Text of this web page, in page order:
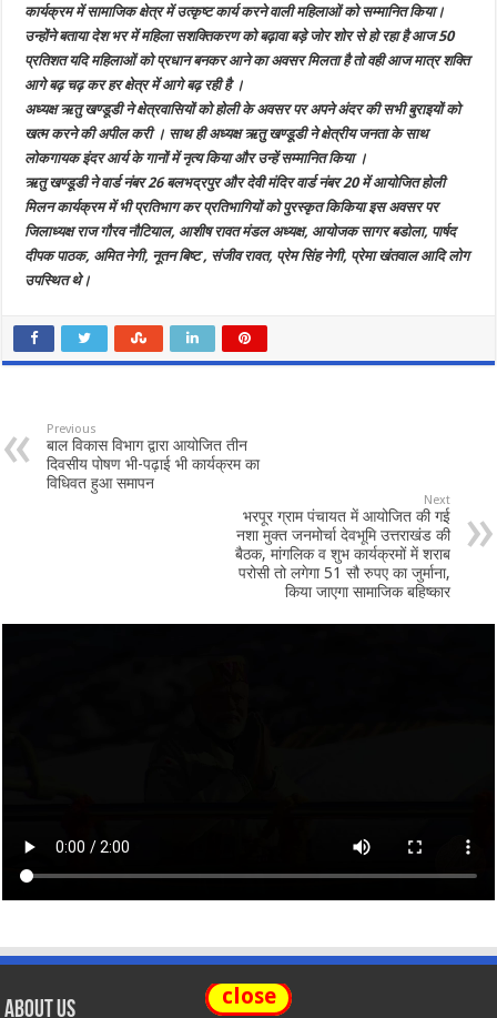
कार्यक्रम में सामाजिक क्षेत्र में उत्कृष्ट कार्य करने वाली महिलाओं को सम्मानित किया।
उन्होंने बताया देश भर में महिला सशक्तिकरण को बढ़ावा बड़े जोर शोर से हो रहा है आज 50
प्रतिशत यदि महिलाओं को प्रधान बनकर आने का अवसर मिलता है तो वही आज मात्र शक्ति
आगे बढ़ चढ़ कर हर क्षेत्र में आगे बढ़ रही है ।
अध्यक्ष ऋतु खण्डूडी ने क्षेत्रवासियों को होली के अवसर पर अपने अंदर की सभी बुराइयों को
खत्म करने की अपील करी । साथ ही अध्यक्ष ऋतु खण्डूडी ने क्षेत्रीय जनता के साथ
लोकगायक इंदर आर्य के गानों में नृत्य किया और उन्हें सम्मानित किया ।
ऋतु खण्डूडी ने वार्ड नंबर 26 बलभद्रपुर और देवी मंदिर वार्ड नंबर 20 में आयोजित होली
मिलन कार्यक्रम में भी प्रतिभाग कर प्रतिभागियों को पुरस्कृत किकिया इस अवसर पर
जिलाध्यक्ष राज गौरव नौटियाल, आशीष रावत मंडल अध्यक्ष, आयोजक सागर बडोला, पार्षद
दीपक पाठक, अमित नेगी, नूतन बिष्ट , संजीव रावत, प्रेम सिंह नेगी, प्रेमा खंतवाल आदि लोग
उपस्थित थे।
Previous
बाल विकास विभाग द्वारा आयोजित तीन
दिवसीय पोषण भी-पढ़ाई भी कार्यक्रम का
विधिवत हुआ समापन
Next
भरपूर ग्राम पंचायत में आयोजित की गई
नशा मुक्त जनमोर्चा देवभूमि उत्तराखंड की
बैठक, मांगलिक व शुभ कार्यक्रमों में शराब
परोसी तो लगेगा 51 सौ रुपए का जुर्माना,
किया जाएगा सामाजिक बहिष्कार
About Us
close